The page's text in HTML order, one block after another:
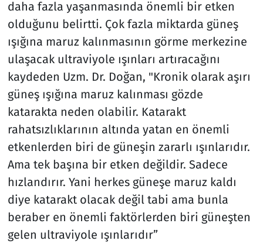
daha fazla yaşanmasında önemli bir etken
olduğunu belirtti. Çok fazla miktarda güneş
ışığına maruz kalınmasının görme merkezine
ulaşacak ultraviyole ışınları artıracağını
kaydeden Uzm. Dr. Doğan, "Kronik olarak aşırı
güneş ışığına maruz kalınması gözde
katarakta neden olabilir. Katarakt
rahatsızlıklarının altında yatan en önemli
etkenlerden biri de güneşin zararlı ışınlarıdır.
Ama tek başına bir etken değildir. Sadece
hızlandırır. Yani herkes güneşe maruz kaldı
diye katarakt olacak değil tabi ama bunla
beraber en önemli faktörlerden biri güneşten
gelen ultraviyole ışınlarıdır”